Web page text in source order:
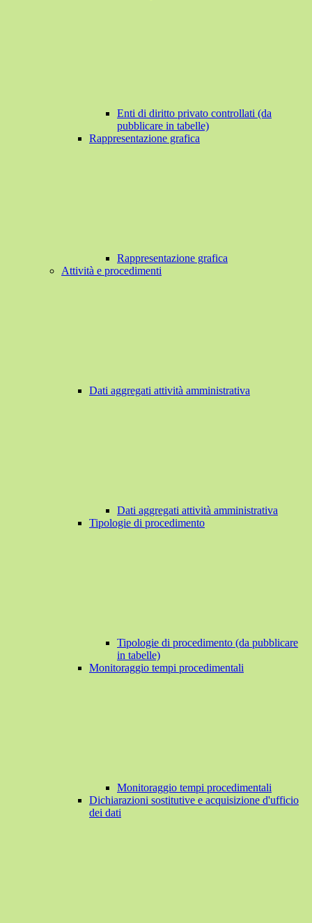
Enti di diritto privato controllati (da
pubblicare in tabelle)
Rappresentazione grafica
Rappresentazione grafica
Attività e procedimenti
Dati aggregati attività amministrativa
Dati aggregati attività amministrativa
Tipologie di procedimento
Tipologie di procedimento (da pubblicare
in tabelle)
Monitoraggio tempi procedimentali
Monitoraggio tempi procedimentali
Dichiarazioni sostitutive e acquisizione d'ufficio
dei dati